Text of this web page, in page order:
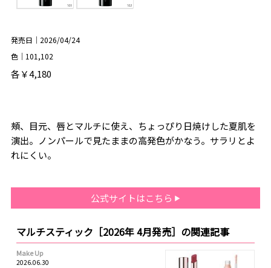
発売日｜2026/04/24
色｜101,102
各￥4,180
頰、目元、唇とマルチに使え、ちょっぴり日焼けした夏肌を
演出。ノンパールで見たままの高発色がかなう。サラリとよ
れにくい。
公式サイトはこちら
マルチスティック［2026年 4月発売］の関連記事
Make Up
2026.06.30